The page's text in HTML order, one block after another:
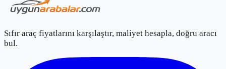
Sıfır araç fiyatlarını karşılaştır, maliyet hesapla, doğru aracı
bul.